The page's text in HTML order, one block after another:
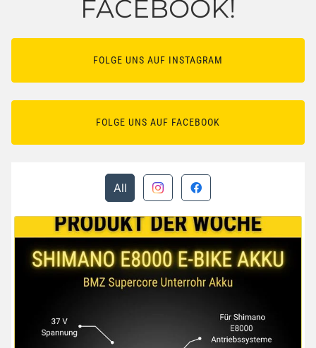
FACEBOOK!
FOLGE UNS AUF INSTAGRAM
FOLGE UNS AUF FACEBOOK